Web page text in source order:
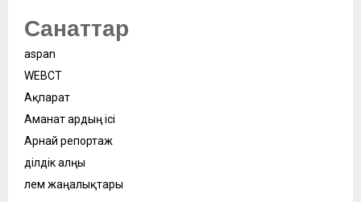
Санаттар
aspan
WEBСӘТ
Ақпарат
Аманат ардың ісі
Арнай репортаж
Әділдік алңы
Әлем жаңалықтары